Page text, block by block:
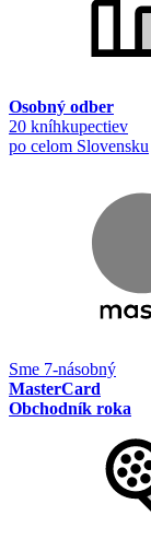
Osobný odber
20 kníhkupectiev
po celom Slovensku
Sme 7-násobný
MasterCard
Obchodník roka